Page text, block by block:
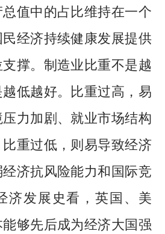
值中的占比维持在一个
经济持续健康发展提供
撑。制造业比重不是越
低越好。比重过高，易
力加剧、就业市场结构
重过低，则易导致经济
济抗风险能力和国际竞
济发展史看，英国、美
够先后成为经济大国强